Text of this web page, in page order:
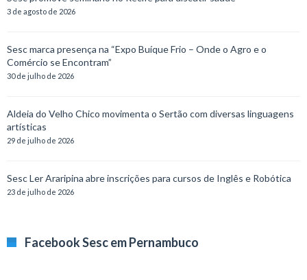
3 de agosto de 2026
Sesc marca presença na “Expo Buíque Frio – Onde o Agro e o
Comércio se Encontram”
30 de julho de 2026
Aldeia do Velho Chico movimenta o Sertão com diversas linguagens
artísticas
29 de julho de 2026
Sesc Ler Araripina abre inscrições para cursos de Inglês e Robótica
23 de julho de 2026
Facebook Sesc em Pernambuco